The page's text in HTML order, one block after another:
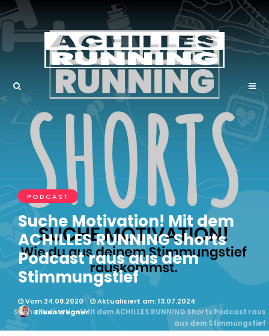
PODCAST
Suche Motivation! Mit dem
ACHILLES RUNNING Shorts
Podcast raus aus dem
Stimmungstief
Vom 24.08.2020
Aktualisiert am: 13.07.2024
Eileen Wegner
Suche Motivation! Mit dem ACHILLES RUNNING Shorts Podcast raus
aus dem Stimmungstief